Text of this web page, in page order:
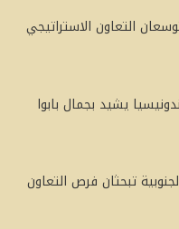
التعاون الاستراتيجي
يشيد بجمال بابوا
تبحثان فرص التعاون